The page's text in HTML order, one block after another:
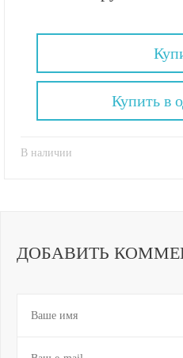
В наличии
Купить в
ДОБАВИТЬ